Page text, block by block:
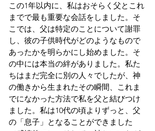
この1年以内に、私はおそらく父とこれ
までで最も重要な会話をしました。そ
こでは、父は特定のことについて謝罪
し、彼の子供時代がどのようなもので
あったかを明らかにし始めました。そ
の中には本当の絆がありました。私た
ちはまだ完全に別の人々でしたが、神
の働きから生まれたその瞬間、これま
でになかった方法で私を父と結びつけ
ました。私は10代の頃よりずっと、父
の「息子」となることができました